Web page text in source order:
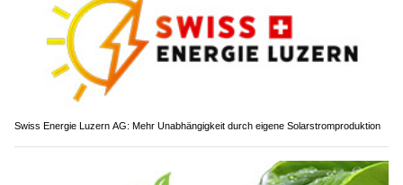
Swiss Energie Luzern AG: Mehr Unabhängigkeit durch eigene Solarstromproduktion